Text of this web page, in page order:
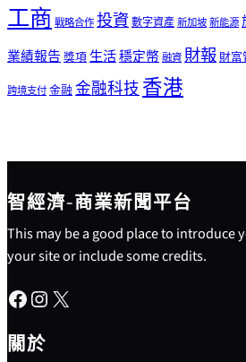
工商 戰略合作投資數字資產新加坡新能源
業績報告 獎項生活穩定幣融資 財報 財富
跨境支付金融 金融科技 香港
智經濟-商業新聞平台
This may be a good place to introduce
your site or include some credits.
Facebook Instagram X
關於